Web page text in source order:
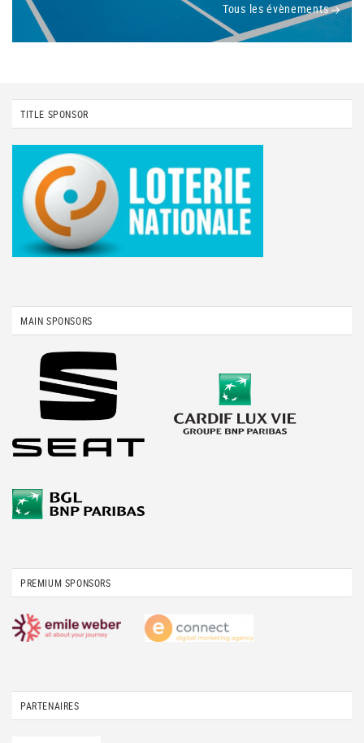
Tous les évènements
TITLE SPONSOR
MAIN SPONSORS
PREMIUM SPONSORS
PARTENAIRES